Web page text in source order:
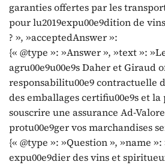
garanties offertes par les
pour lu2019expu00e9dition de vins
? », »acceptedAnswer »:
{« @type »: »Answer », »text »:
agru00e9u00e9s Daher et Giraud
responsabilitu00e9 contractuelle
des emballages certifiu00e9s et la
souscrire une assurance Ad-
protu00e9ger vos marchandises
{« @type »: »Question », »name
expu00e9dier des vins et